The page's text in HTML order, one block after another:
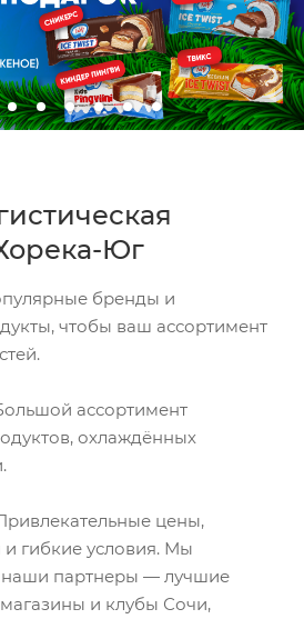
Юг
бренды и
чтобы ваш ассортимент
ассортимент
охлаждённых
цены,
гибкие условия. Мы
наши партнеры — лучшие
и клубы Сочи,